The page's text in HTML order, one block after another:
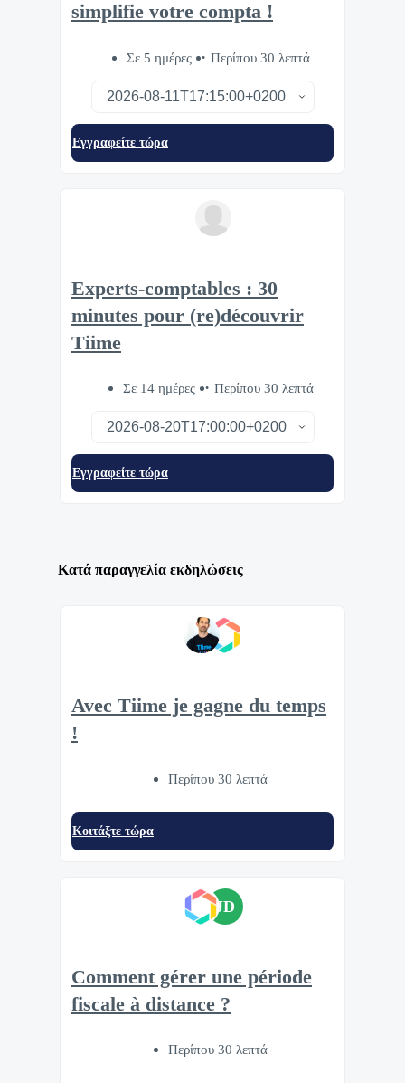
simplifie votre compta !
Σε 5 ημέρες Περίπου 30 λεπτά
Eγγραφείτε τώρα
Experts-comptables : 30
minutes pour (re)découvrir
Tiime
Σε 14 ημέρες Περίπου 30 λεπτά
Eγγραφείτε τώρα
Κατά παραγγελία εκδηλώσεις
Avec Tiime je gagne du temps
!
Περίπου 30 λεπτά
Κοιτάξτε τώρα
JD
Comment gérer une période
fiscale à distance ?
Περίπου 30 λεπτά